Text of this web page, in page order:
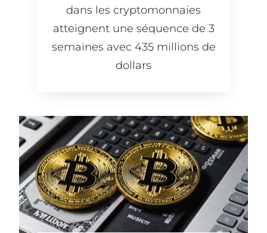
dans les cryptomonnaies
atteignent une séquence de 3
semaines avec 435 millions de
dollars